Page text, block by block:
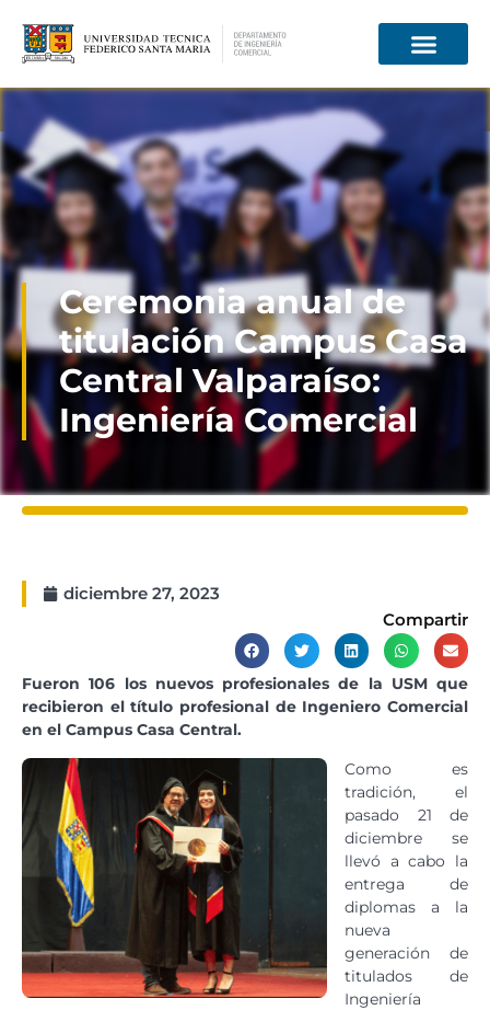
Información para
Ceremonia anual de
titulación Campus Casa
Central Valparaíso:
Ingeniería Comercial
diciembre 27, 2023
Compartir
Fueron 106 los nuevos profesionales de la USM que
recibieron el título profesional de Ingeniero Comercial
en el Campus Casa Central.
Como es
tradición, el
pasado 21 de
diciembre se
llevó a cabo la
entrega de
diplomas a la
nueva
generación de
titulados de
Ingeniería